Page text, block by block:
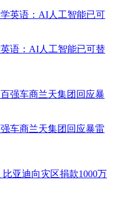
语：AI人工智能已可替
车商兰天集团回应暴雷